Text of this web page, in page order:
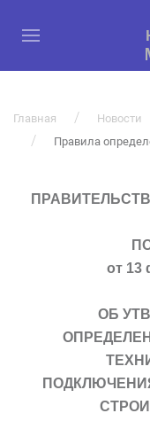
Главная
Новости
Правила
от 13
ОБ